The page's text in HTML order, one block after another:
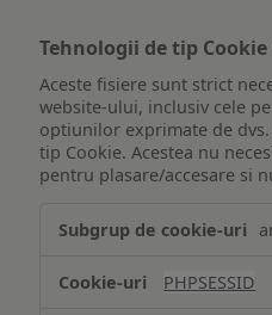
Tehnologii de tip
Aceste fisiere sunt strict
website-ului, inclusiv cele
optiunilor exprimate de
tip Cookie. Acestea nu
pentru plasare/accesare si
de
Cookie
PHPSESSID